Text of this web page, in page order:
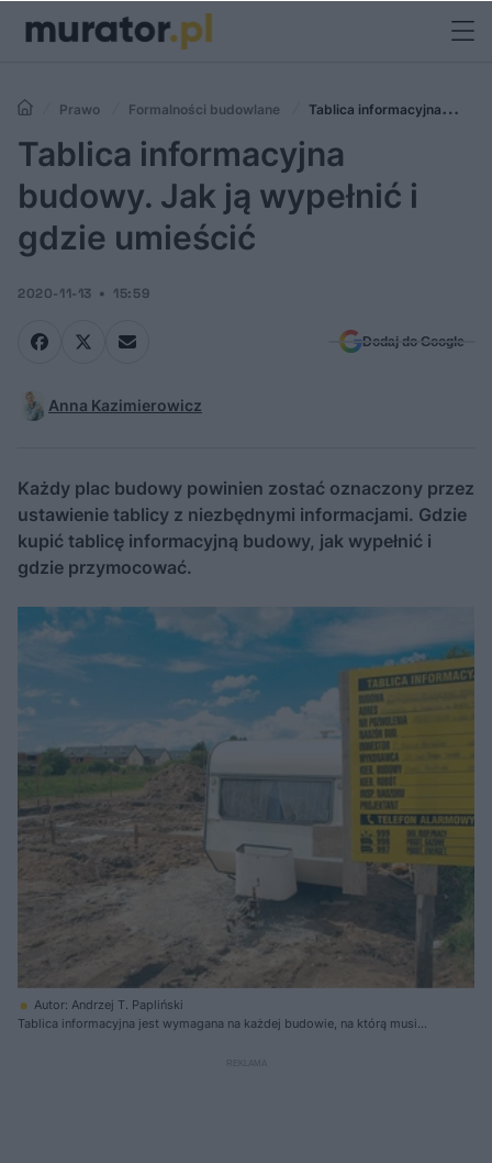
Prawo Formalności budowlane
Tablica informacyjna
budowy. Jak ją wypełnić i gdzie umieścić
Tablica informacyjna
budowy. Jak ją wypełnić i
gdzie umieścić
2020-11-13 15:59
Dodaj do Google
Anna Kazimierowicz
Każdy plac budowy powinien zostać oznaczony przez
ustawienie tablicy z niezbędnymi informacjami. Gdzie
kupić tablicę informacyjną budowy, jak wypełnić i
gdzie przymocować.
Autor: Andrzej T. Papliński
Tablica informacyjna jest wymagana na każdej budowie, na którą musi